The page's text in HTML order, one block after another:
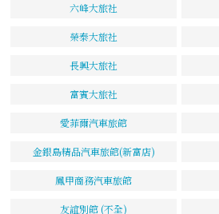
六峰大旅社
榮泰大旅社
長興大旅社
富賓大旅社
愛菲爾汽車旅館
金銀島精品汽車旅館(新富店)
鳳甲商務汽車旅館
友誼別館 (不全)